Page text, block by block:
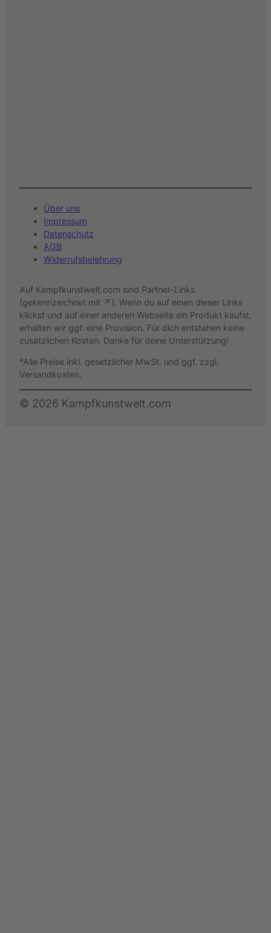
Über uns
Impressum
Datenschutz
AGB
Widerrufsbelehrung
Auf Kampfkunstwelt.com sind Partner-Links
(gekennzeichnet mit ↗). Wenn du auf einen dieser Links
klickst und auf einer anderen Webseite ein Produkt kaufst,
erhalten wir ggf. eine Provision. Für dich entstehen keine
zusätzlichen Kosten. Danke für deine Unterstützung!
*Alle Preise inkl. gesetzlicher MwSt. und ggf. zzgl.
Versandkosten.
© 2026 Kampfkunstwelt.com